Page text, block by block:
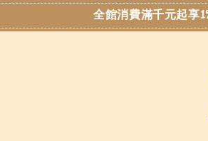
全館消費滿千元起享